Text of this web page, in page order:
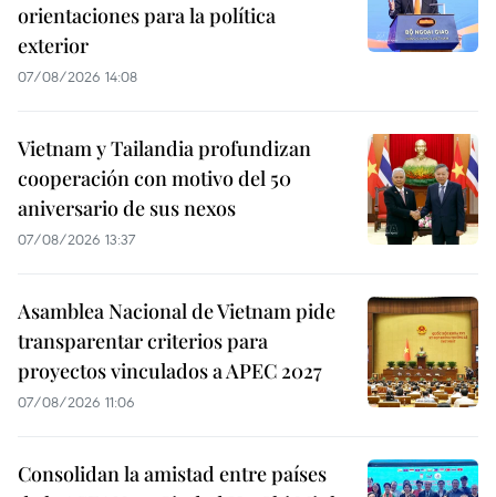
orientaciones para la política
exterior
07/08/2026 14:08
Vietnam y Tailandia profundizan
cooperación con motivo del 50
aniversario de sus nexos
07/08/2026 13:37
Asamblea Nacional de Vietnam pide
transparentar criterios para
proyectos vinculados a APEC 2027
07/08/2026 11:06
Consolidan la amistad entre países